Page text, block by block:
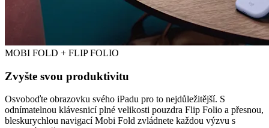
MOBI FOLD + FLIP FOLIO
Zvyšte svou produktivitu
Osvoboďte obrazovku svého iPadu pro to nejdůležitější. S
odnímatelnou klávesnicí plné velikosti pouzdra Flip Folio a přesnou,
bleskurychlou navigací Mobi Fold zvládnete každou výzvu s